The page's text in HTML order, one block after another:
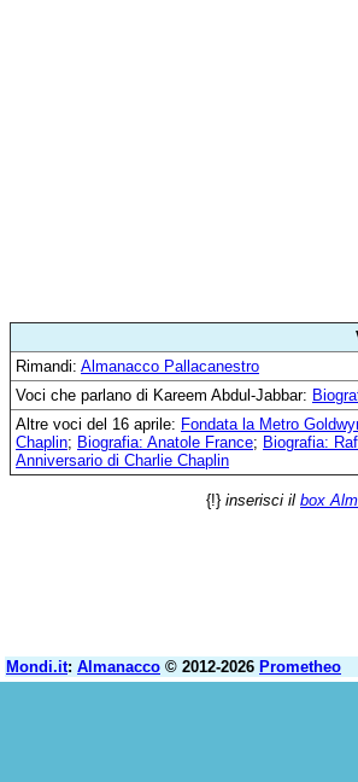
Rimandi: Almanacco Pallacanestro
Voci che parlano di Kareem Abdul-Jabbar:
Altre voci del 16 aprile: Fondata la Metro
Chaplin; Biografia: Anatole France; Biografia:
Anniversario di Charlie Chaplin
{!} inserisci il box
Mondi.it: Almanacco © 2012-2026 Prometheo